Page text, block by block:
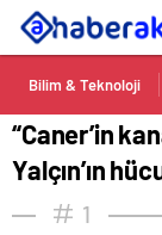
Bilim & Teknoloji
“Caner’in
Yalçın’ın
1